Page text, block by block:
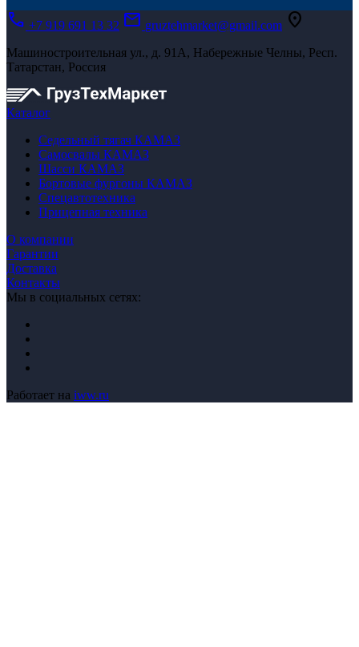
call +7 919 691 13 32 mail gruztehmarket@gmail.com location_on
Машиностроительная ул., д. 91А, Набережные Челны, Респ.
Татарстан, Россия
Каталог
Седельный тягач КАМАЗ
Самосвалы КАМАЗ
Шасси КАМАЗ
Бортовые фургоны КАМАЗ
Спецавтотехника
Прицепная техника
О компании
Гарантии
Доставка
Контакты
Мы в социальных сетях:
Работает на iww.ru